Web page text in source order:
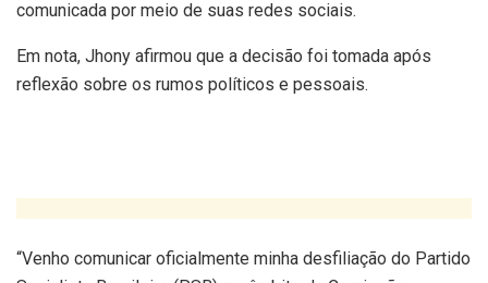
comunicada por meio de suas redes sociais.
Em nota, Jhony afirmou que a decisão foi tomada após
reflexão sobre os rumos políticos e pessoais.
“Venho comunicar oficialmente minha desfiliação do Partido